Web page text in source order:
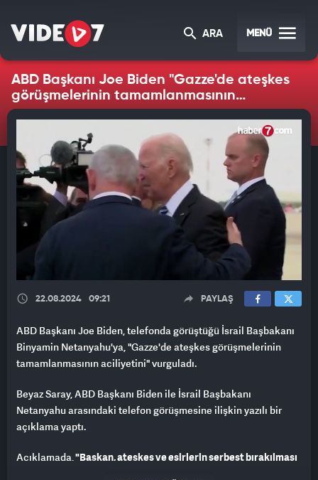
ARA MENÜ
ABD Başkanı Joe Biden "Gazze'de ateşkes
görüşmelerinin tamamlanmasının
aciliyetini" vurguladı.
22.08.2024 09:21 PAYLAŞ
ABD Başkanı Joe Biden, telefonda görüştüğü İsrail Başbakanı
Binyamin Netanyahu'ya, "Gazze'de ateşkes görüşmelerinin
tamamlanmasının aciliyetini" vurguladı.
Beyaz Saray, ABD Başkanı Biden ile İsrail Başbakanı
Netanyahu arasındaki telefon görüşmesine ilişkin yazılı bir
açıklama yaptı.
Açıklamada,"Başkan, ateşkes ve esirlerin serbest bırakılması